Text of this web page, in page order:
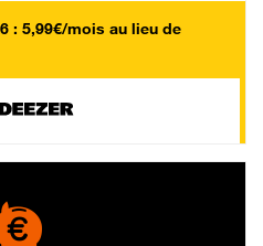
: 5,99€/mois au lieu de